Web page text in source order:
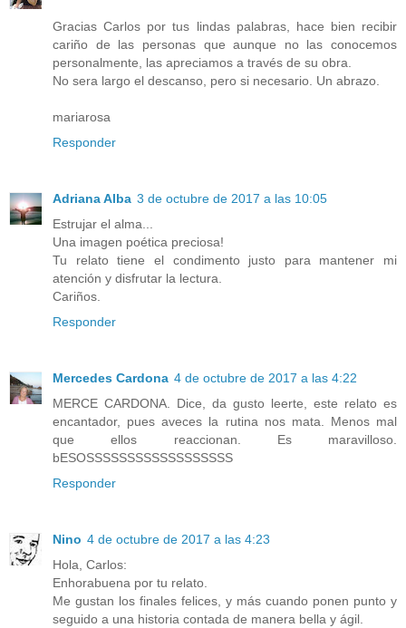
Gracias Carlos por tus lindas palabras, hace bien recibir
cariño de las personas que aunque no las conocemos
personalmente, las apreciamos a través de su obra.
No sera largo el descanso, pero si necesario. Un abrazo.
mariarosa
Responder
Adriana Alba 3 de octubre de 2017 a las 10:05
Estrujar el alma...
Una imagen poética preciosa!
Tu relato tiene el condimento justo para mantener mi
atención y disfrutar la lectura.
Cariños.
Responder
Mercedes Cardona 4 de octubre de 2017 a las 4:22
MERCE CARDONA. Dice, da gusto leerte, este relato es
encantador, pues aveces la rutina nos mata. Menos mal
que ellos reaccionan. Es maravilloso.
bESOSSSSSSSSSSSSSSSSSS
Responder
Nino 4 de octubre de 2017 a las 4:23
Hola, Carlos:
Enhorabuena por tu relato.
Me gustan los finales felices, y más cuando ponen punto y
seguido a una historia contada de manera bella y ágil.